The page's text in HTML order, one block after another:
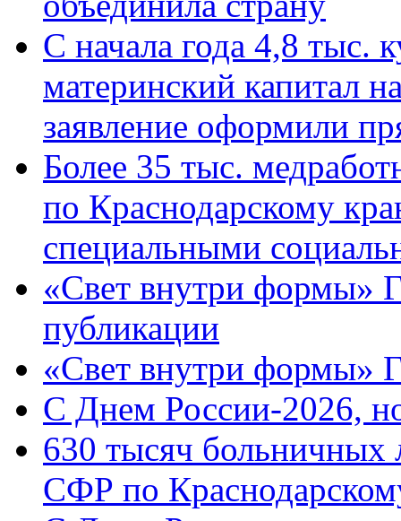
С начала года 4,8 тыс.
материнский капитал
заявление оформили
Более 35 тыс.
по Краснодарскому
специальными
«Свет внутри формы»
публикации
«Свет внутри формы»
C Днем России-2026,
630 тысяч больничных
СФР по